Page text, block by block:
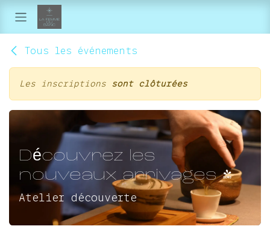
Se rendre au contenu
Tous les événements
Les inscriptions sont clôturées
Découvrez les
nouveaux arrivages !
Atelier découverte